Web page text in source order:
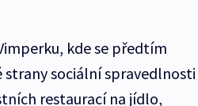
kde se předtím
sociální spravedlnosti
restaurací na jídlo,